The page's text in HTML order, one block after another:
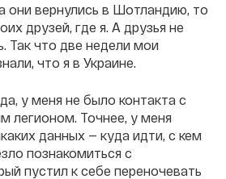
они вернулись в Шотландию, то
друзей, где я. А друзья не
Так что две недели мои
что я в Украине.
у меня не было контакта с
легионом. Точнее, у меня
данных — куда идти, с кем
познакомиться с
пустил к себе переночевать